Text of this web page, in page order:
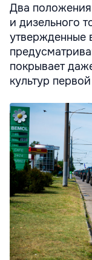
Два
и дизельного
утвержденные
покрывает
культур